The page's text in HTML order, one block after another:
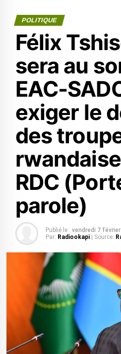
POLITIQUE
Félix
sera au
EAC-
exiger le
des
RDC
parole)
Publié le : vendredi 7
Par: Radiookapi | Source: